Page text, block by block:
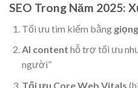
SEO Trong Năm 2025:
Tối ưu tìm kiếm bằng
AI content hỗ trợ tối ưu
người”
Tối ưu Core Web Vitals